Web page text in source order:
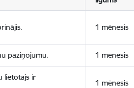
1 mēnesis
paziņojumu. 1 mēnesis
lietotājs ir
1 mēnesis